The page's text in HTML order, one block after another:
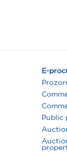
E-
Public